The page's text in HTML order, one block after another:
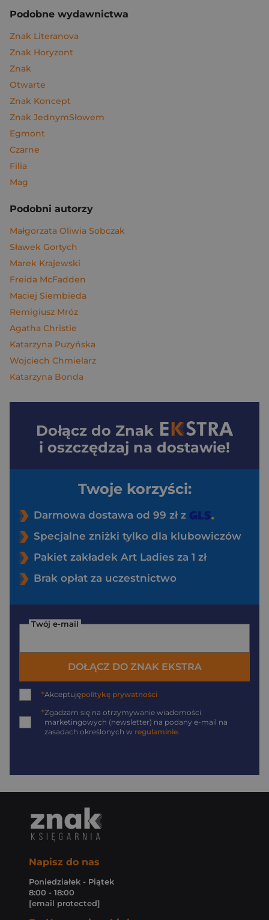
Podobne wydawnictwa
Znak Literanova
Znak Horyzont
Znak
Otwarte
Znak Koncept
Znak JednymSłowem
Egmont
Czarne
Filia
Mag
Podobni autorzy
Małgorzata Oliwia Sobczak
Sławek Gortych
Marek Krajewski
Freida McFadden
Maciej Siembieda
Remigiusz Mróz
Agatha Christie
Katarzyna Puzyńska
Wojciech Chmielarz
Katarzyna Bonda
Dołącz do Znak
i oszczędzaj na dostawie!
Twoje korzyści:
Darmowa dostawa od 99 zł z
Specjalne zniżki tylko dla klubowiczów
Pakiet zakładek Art Ladies za 1 zł
Brak opłat za uczestnictwo
Twój e-mail
DOŁĄCZ DO ZNAK EKSTRA
*Akceptujępolitykę prywatności
*Zgadzam się na otrzymywanie wiadomości
marketingowych (newsletter) na podany e-mail na
zasadach określonych w regulaminie
Napisz do nas
Poniedziałek - Piątek
8:00 - 18:00
[email protected]